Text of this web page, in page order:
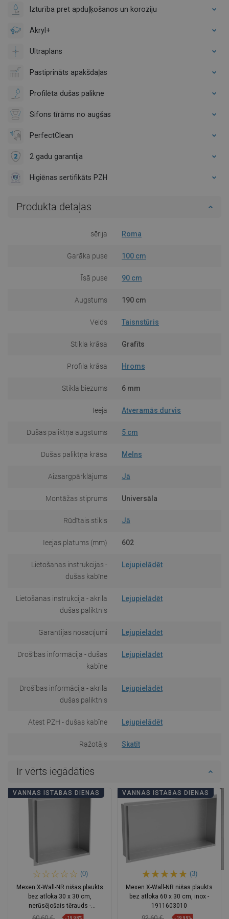
Izturība pret apduļķošanos un koroziju
Akryl+
Ultraplans
Pastiprināts apakšdaļas
Profilēta dušas palikne
Sifons tīrāms no augšas
PerfectClean
2 gadu garantija
Higiēnas sertifikāts PZH
Produkta detaļas
sērija Roma
Garāka puse 100 cm
Īsā puse 90 cm
Augstums 190 cm
Veids Taisnstūris
Stikla krāsa Grafīts
Profila krāsa Hroms
Stikla biezums 6 mm
Ieeja Atveramās durvis
Dušas paliktņa augstums 5 cm
Dušas paliktņa krāsa Melns
Aizsargpārklājums Jā
Montāžas stiprums Universāla
Rūdītais stikls Jā
Ieejas platums (mm) 602
Lietošanas instrukcijas -
dušas kabīne
Lejupielādēt
Lietošanas instrukcija - akrila
dušas paliktnis
Lejupielādēt
Garantijas nosacījumi Lejupielādēt
Drošības informācija - dušas
kabīne
Lejupielādēt
Drošības informācija - akrila
dušas paliktnis
Lejupielādēt
Atest PZH - dušas kabīne Lejupielādēt
Ražotājs Skatīt
Ir vērts iegādāties
VANNAS ISTABAS DIENAS
(0)
Mexen X-Wall-NR nišas plaukts
bez atloka 30 x 30 cm,
nerūsējošais tērauds -
1911303010
-19,98%
VANNAS ISTABAS DIENAS
(3)
Mexen X-Wall-NR nišas plaukts
bez atloka 60 x 30 cm, inox -
1911603010
-19,99%